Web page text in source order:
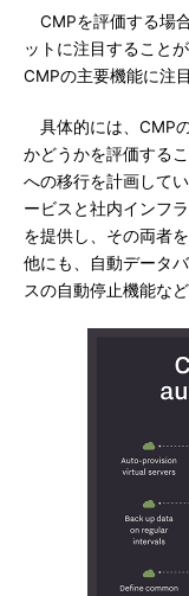
CMPを評価する場
ットに注目すること
CMPの主要機能に注
具体的には、CMP
かどうかを評価する
への移行を計画して
ービスと社内インフ
を提供し、その両者
他にも、自動データ
スの自動停止機能な